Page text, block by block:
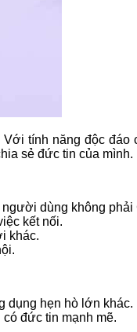
tính năng độc
sẻ đức tin của mình.
dùng không phải
kết nối.
khác.
dụng hẹn hò lớn khác.
đức tin mạnh mẽ.